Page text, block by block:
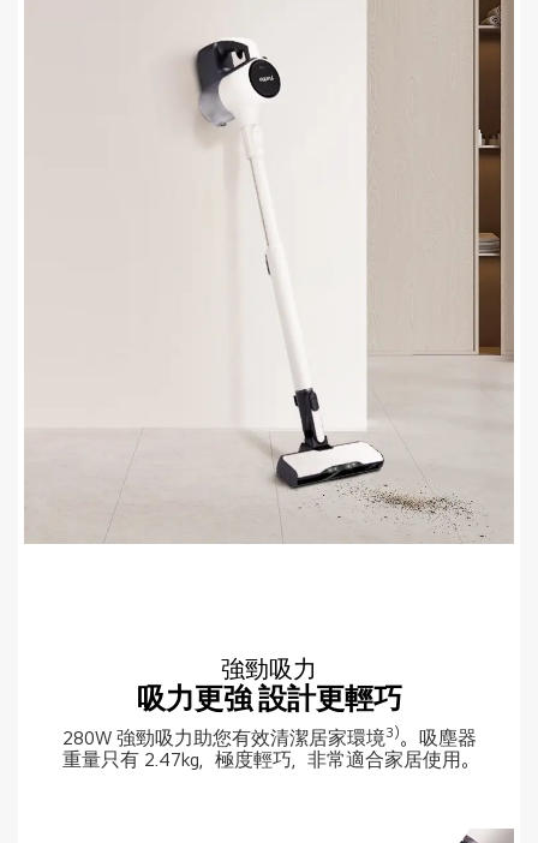
強勁吸力
吸力更強 設計更輕巧
280W 強勁吸力助您有效清潔居家環境3)。 吸塵器
重量只有 2.47kg，極度輕巧，非常適合家居使用。